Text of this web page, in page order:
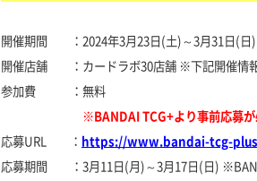
開催期間 ：2024年3月23日(土)～3月31日(日)
開催店舗 ：カードラボ30店舗 ※下記開催情報
参加費 ：無料
※BANDAI TCG+より事前応募が必要
応募URL ： https://www.bandai-tcg-
応募期間 ：3月11日(月)～3月17日(日)